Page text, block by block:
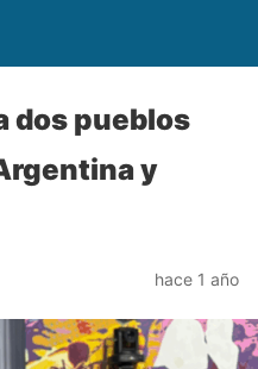
dos pueblos
y
hace 1 año